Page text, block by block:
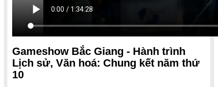
Gameshow Bắc Giang - Hành trình
Lịch sử, Văn hoá: Chung kết năm thứ
10